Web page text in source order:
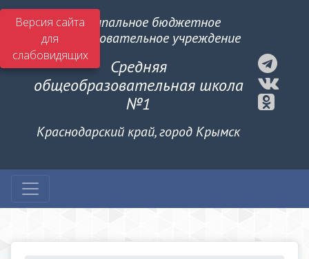
Версия сайта
для
слабовидящих
Муниципальное бюджетное
общеобразовательное учреждение
Средняя
общеобразовательная школа
№1
Краснодарский край, город Крымск